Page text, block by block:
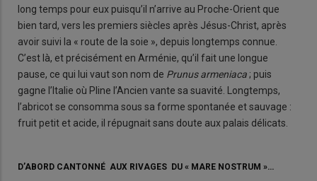
long temps pour eux puisqu’il n’arrive au Proche-Orient que
bien tard, vers les premiers siècles après Jésus-Christ, après
avoir suivi la « route de la soie », depuis longtemps connue.
C’est là, et précisément en Arménie, qu’il fait une longue
pause, ce qui lui vaut son nom de Prunus armeniaca ; puis
gagne l’Italie où Pline l’Ancien vante sa suavité. Longtemps,
l’abricot se consomma sous sa forme spontanée et sauvage :
fruit petit et acide, il répugnait sans doute aux palais délicats.
D’ABORD CANTONNÉ AUX RIVAGES DU « MARE NOSTRUM »…